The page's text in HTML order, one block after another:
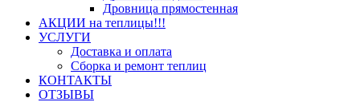
Дровница прямостенная
АКЦИИ на теплицы!!!
УСЛУГИ
Доставка и оплата
Сборка и ремонт теплиц
КОНТАКТЫ
ОТЗЫВЫ